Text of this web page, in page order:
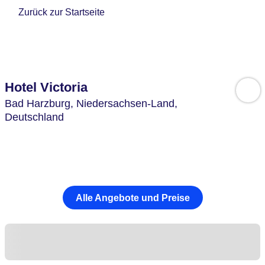
Zurück zur Startseite
Hotel Victoria
Bad Harzburg, Niedersachsen-Land,
Deutschland
Alle Angebote und Preise